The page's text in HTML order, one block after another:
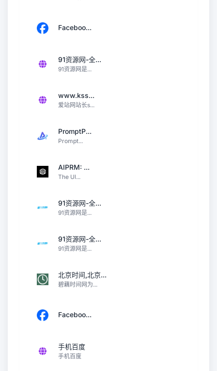
Faceboo...
91资源网-全...
91资源网是...
www.kss...
爱站网站长s...
PromptP...
Prompt...
AIPRM: ...
The Ul...
91资源网-全...
91资源网是...
91资源网-全...
91资源网是...
北京时间,北京...
碧藕时间网为...
Faceboo...
手机百度
手机百度